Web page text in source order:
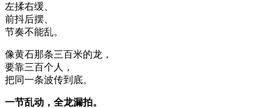
左揉右缓、
前抖后摆、
节奏不能乱。
像黄石那条三百米的龙，
要靠三百个人，
把同一条波传到底。
一节乱动，全龙漏拍。